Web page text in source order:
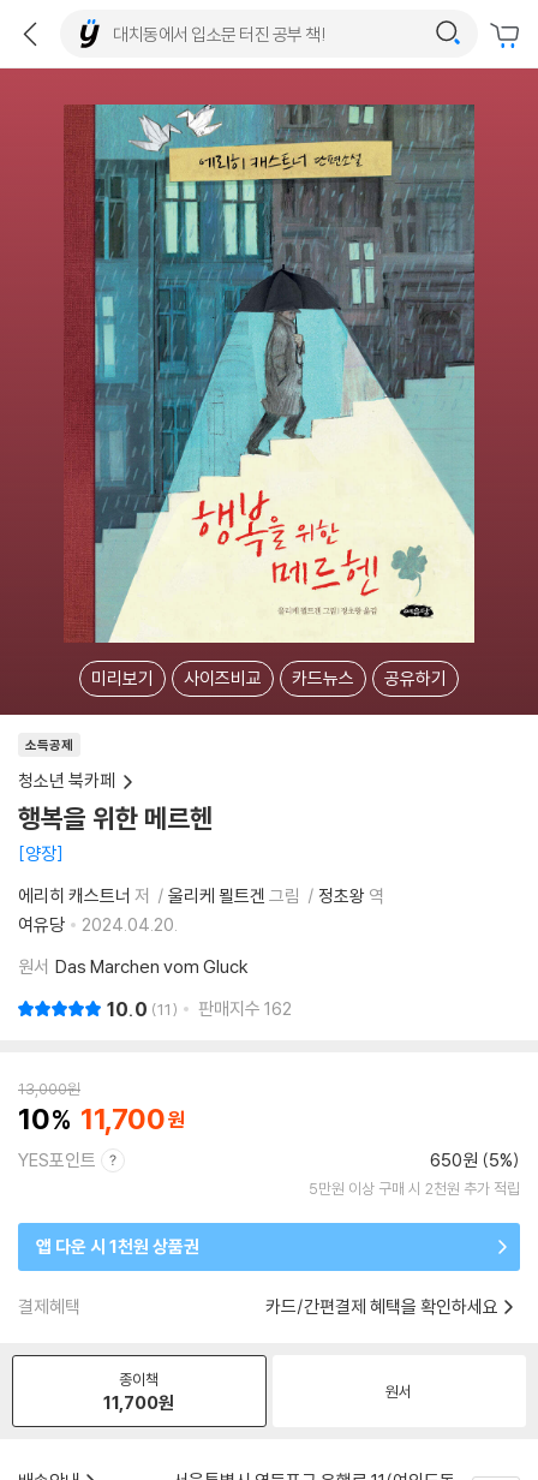
미리보기 사이즈비교 카드뉴스 공유하기
소득공제
청소년 북카페
행복을 위한 메르헨
양장
에리히 캐스트너 저 울리케 묄트겐 그림 정초왕 역
여유당
2024.04.20.
원서 Das Marchen vom Gluck
10.0 11 판매지수 162
13,000원
10 11,700
YES포인트 650원 (5%)
5만원 이상 구매 시 2천원 추가 적립
앱 다운 시 1천원 상품권
결제혜택 카드/간편결제 혜택을 확인하세요
종이책
11,700원 원서